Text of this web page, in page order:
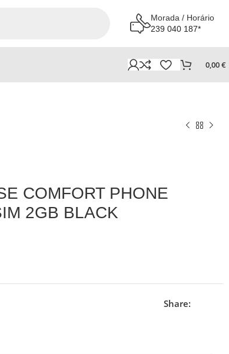
Morada / Horário
239 040 187*
0,00€
COMFORT PHONE
2GB BLACK
Share: